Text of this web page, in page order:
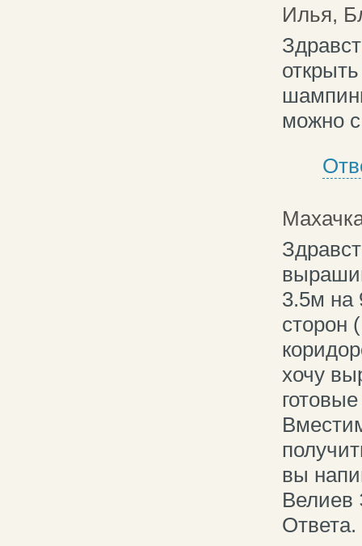
Илья,
можно
3.5м на
сторон
хочу
вы
Велиев
Ответа.